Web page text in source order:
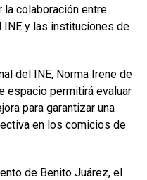
colaboración entre
y las instituciones de
del INE, Norma Irene de
espacio permitirá evaluar
para garantizar una
en los comicios de
de Benito Juárez, el